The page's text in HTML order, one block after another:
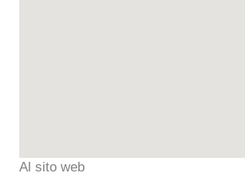
Al sito web